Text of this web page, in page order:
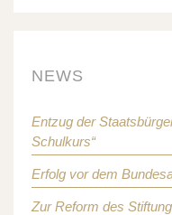
NEWS
Entzug der
Schulkurs“
Erfolg vor dem
Zur Reform des